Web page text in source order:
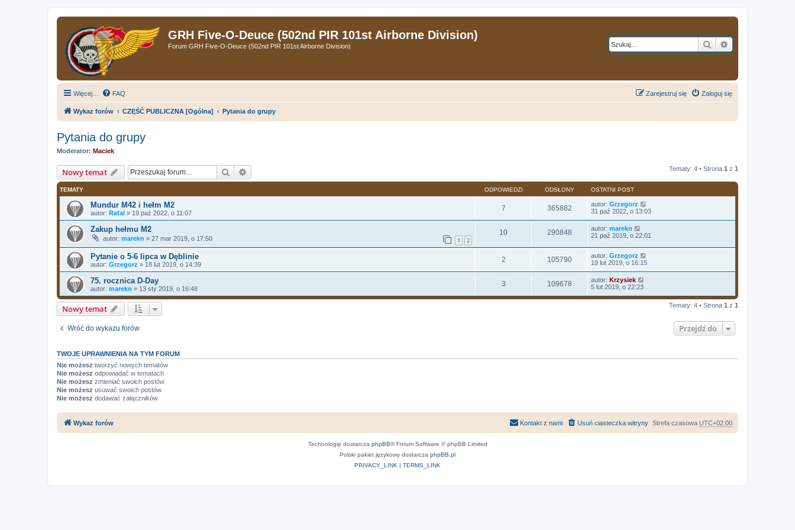
GRH Five-O-Deuce (502nd PIR 101st Airborne Division)
Forum GRH Five-O-Deuce (502nd PIR 101st Airborne Division) Szukaj
Więcej… FAQ Zaloguj się
Zarejestruj się
Wykaz forów CZĘŚĆ PUBLICZNA [Ogólna] Pytania do grupy
Pytania do grupy
Moderator: Maciek
Nowy temat Szukaj Tematy: 4 • Strona 1 z 1
TEMATY ODPOWIEDZI ODSŁONY OSTATNI POST
Mundur M42 i hełm M2
autor: Rafal » 19 paź 2022, o 11:07
7 365882 autor: Grzegorz
31 paź 2022, o 13:03
Zakup hełmu M2
autor: marekn » 27 mar 2019, o 17:50 1 2
10 290848 autor: marekn
21 paź 2019, o 22:01
Pytanie o 5-6 lipca w Dęblinie
autor: Grzegorz » 18 lut 2019, o 14:39
2 105790 autor: Grzegorz
19 lut 2019, o 16:15
75. rocznica D-Day
autor: marekn » 13 sty 2019, o 16:48
3 109678 autor: Krzysiek
5 lut 2019, o 22:23
Nowy temat Tematy: 4 • Strona 1 z 1
Wróć do wykazu forów Przejdź do
TWOJE UPRAWNIENIA NA TYM FORUM
Nie możesz tworzyć nowych tematów
Nie możesz odpowiadać w tematach
Nie możesz zmieniać swoich postów
Nie możesz usuwać swoich postów
Nie możesz dodawać załączników
Wykaz forów Strefa czasowa UTC+02:00
Usuń ciasteczka witryny
Kontakt z nami
Technologię dostarcza phpBB® Forum Software © phpBB Limited
Polski pakiet językowy dostarcza phpBB.pl
PRIVACY_LINK | TERMS_LINK